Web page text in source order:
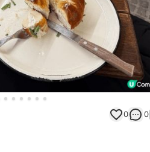
0 0